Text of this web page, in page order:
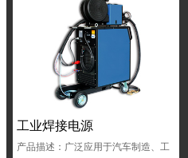
工业焊接电源
产品描述：广泛应用于汽车制造、工